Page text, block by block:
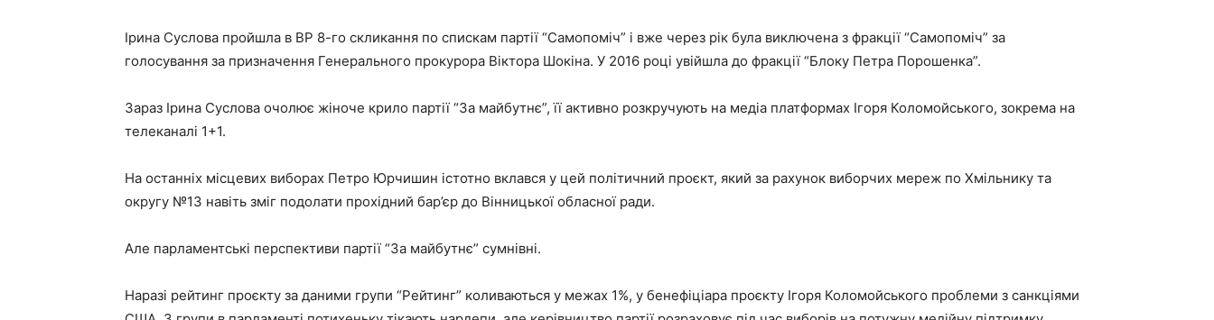
Ірина Суслова пройшла в ВР 8-го скликання по спискам партії “Самопоміч” і вже через рік була виключена з фракції “Самопоміч” за
голосування за призначення Генерального прокурора Віктора Шокіна. У 2016 році увійшла до фракції “Блоку Петра Порошенка”.
Зараз Ірина Суслова очолює жіноче крило партії “За майбутнє”, її активно розкручують на медіа платформах Ігоря Коломойського, зокрема на
телеканалі 1+1.
На останніх місцевих виборах Петро Юрчишин істотно вклався у цей політичний проєкт, який за рахунок виборчих мереж по Хмільнику та
округу №13 навіть зміг подолати прохідний бар’єр до Вінницької обласної ради.
Але парламентські перспективи партії “За майбутнє” сумнівні.
Наразі рейтинг проєкту за даними групи “Рейтинг” коливаються у межах 1%, у бенефіціара проєкту Ігоря Коломойського проблеми з санкціями